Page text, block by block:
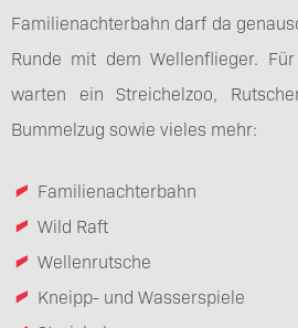
Familienachterbahn darf da
Runde mit dem Wellenflieger.
warten ein Streichelzoo,
Bummelzug sowie vieles mehr:
Familienachterbahn
Wild Raft
Wellenrutsche
Kneipp- und Wasserspiele